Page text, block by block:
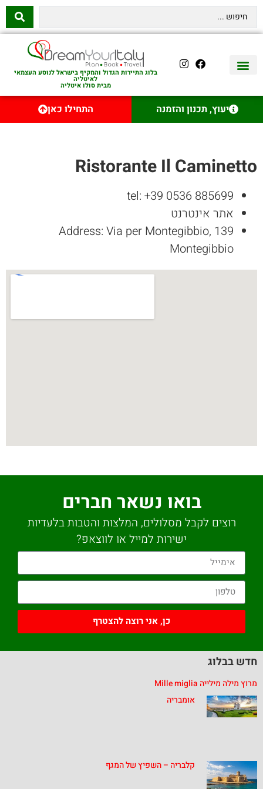
בלוג התיירות הגדול והמקיף בישראל לנוסע העצמאי
לאיטליה
מבית סולו איטליה
יעוץ, תכנון והזמנה התחילו כאן
Ristorante Il Caminetto
tel: +39 0536 885699
אתר אינטרנט
Address: Via per Montegibbio, 139
Montegibbio
בואו נשאר חברים
רוצים לקבל מסלולים, המלצות והטבות בלעדיות
ישירות למייל או לווצאפ?
כן, אני רוצה להצטרף
חדש בבלוג
מרוץ מילה מילייה Mille miglia
אומבריה
קלבריה – השפיץ של המגף